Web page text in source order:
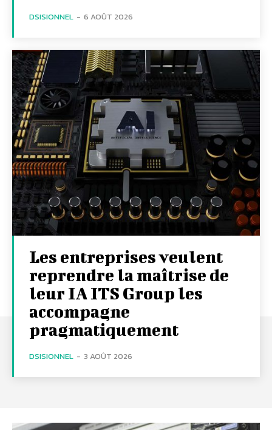
DSISIONNEL - 6 AOÛT 2026
Les entreprises veulent
reprendre la maîtrise de
leur IA ITS Group les
accompagne
pragmatiquement
DSISIONNEL - 3 AOÛT 2026